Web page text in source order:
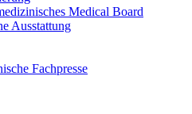
Medical Board
Ausstattung
Fachpresse